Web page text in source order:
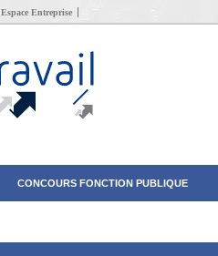
Espace Entreprise
CONCOURS FONCTION PUBLIQUE